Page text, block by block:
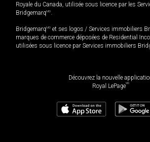
Royale du Canada, utilisée sous licence par les
BridgemarqMD
BridgemarqMD et ses logos / Services immobiliers
marques de commerce déposées de Residential
utilisées sous licence par Services immobiliers
Découvrez la nouvelle
Royal LePageMD